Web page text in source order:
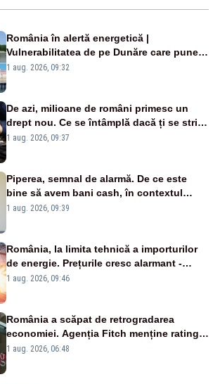
România în alertă energetică |
Vulnerabilitatea de pe Dunăre care pune
în pericol Centrala Cernavodă era
1 aug. 2026, 09:32
De azi, milioane de români primesc un
drept nou. Ce se întâmplă dacă ți se strică
un produs
1 aug. 2026, 09:37
Piperea, semnal de alarmă. De ce este
bine să avem bani cash, în contextul
alertei energetice?
1 aug. 2026, 09:39
România, la limita tehnică a importurilor
de energie. Prețurile cresc alarmant -
Analiză Realitatea Plus
1 aug. 2026, 09:46
România a scăpat de retrogradarea
economiei. Agenția Fitch menține ratingul
„BBB-” cu perspectivă negativă
1 aug. 2026, 06:48